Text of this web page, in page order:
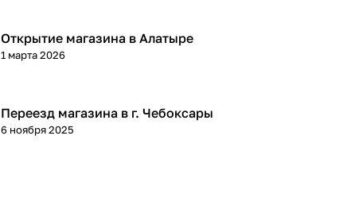
Открытие магазина в Алатыре
1 марта 2026
Переезд магазина в г. Чебоксары
6 ноября 2025